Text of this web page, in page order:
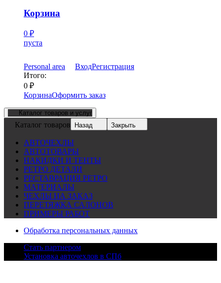
Корзина
0 ₽
пуста
Personal area ВходРегистрация
Итого:
0 ₽
КорзинаОформить заказ
Каталог товаров и услуг
Каталог товаров Назад Закрыть
АВТОЧЕХЛЫ
АВТОТОВАРЫ
НАКИДКИ И ТЕНТЫ
РЕТРО ДЕТАЛИ
РЕСТАВРАЦИЯ РЕТРО
МАТЕРИАЛЫ
ЧЕХЛЫ НА ЗАКАЗ
ПЕРЕТЯЖКА САЛОНОВ
ПРИМЕРЫ РАБОТ
Обработка персональных данных
Стать партнером
Установка авточехлов в СПб